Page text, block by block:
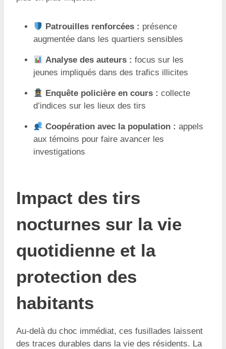
Patrouilles renforcées : présence
augmentée dans les quartiers sensibles
Analyse des auteurs : focus sur les
jeunes impliqués dans des trafics illicites
Enquête policière en cours : collecte
d’indices sur les lieux des tirs
Coopération avec la population : appels
aux témoins pour faire avancer les
investigations
Impact des tirs
nocturnes sur la vie
quotidienne et la
protection des
habitants
Au-delà du choc immédiat, ces fusillades laissent
des traces durables dans la vie des résidents. La